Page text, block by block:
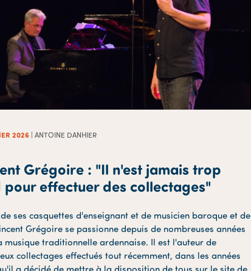
2026 | ANTOINE DANHIER
Grégoire : "Il n'est jamais trop
effectuer des collectages"
ses casquettes d'enseignant et de musicien baroque et de
Grégoire se passionne depuis de nombreuses années
musique traditionnelle ardennaise. Il est l'auteur de
collectages effectués tout récemment, dans les années